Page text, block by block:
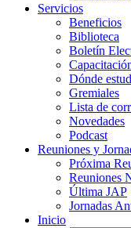
Servicios
Beneficios
Biblioteca
Boletín
Dónde
Gremiales
Lista de
Novedades
Podcast
Reuniones y
Próxima
Reuniones
Última JAP
Jornadas
Inicio